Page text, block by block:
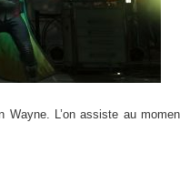
Wayne. L’on assiste au